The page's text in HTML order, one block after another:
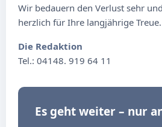
Wir bedauern den Verlust sehr
herzlich für Ihre langjährige Treue.
Die Redaktion
Tel.: 04148. 919 64 11
Es geht weiter – nur